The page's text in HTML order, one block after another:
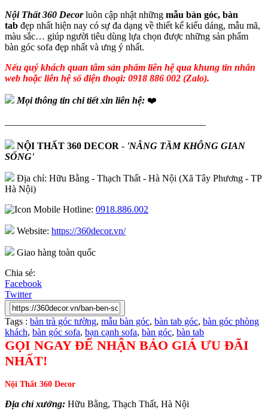
Nội Thất 360 Decorluôn cập nhật những mẫu bàn góc, bàn
tab đẹp nhất hiện nay có sự đa dạng về thiết kế kiểu dáng, mẫu mã,
màu sắc… giúp người tiêu dùng lựa chọn được những sản phẩm
bàn góc sofa đẹp nhất và ưng ý nhất.
Nếu quý khách quan tâm sản phẩm liên hệ qua khung tin nhắn
web hoặc liên hệ số điện thoại: 0918 886 002 (Zalo).
Mọi thông tin chi tiết xin liên hệ: ❤️
—————————————————————
NỘI THẤT 360 DECOR - 'NÂNG TẦM KHÔNG GIAN
SỐNG'
Địa chỉ: Hữu Bằng - Thạch Thất - Hà Nội (Xã Tây Phương - TP
Hà Nội)
Hotline: 0918.886.002
Website: https://360decor.vn/
Giao hàng toàn quốc
Chia sẻ:
Facebook
Twitter
Tags : bàn trà góc tường, mẫu bàn góc, bàn tab góc, bàn góc phòng
khách, bàn góc sofa, bạn cạnh sofa, bàn góc, bàn tab
GỌI NGAY ĐỂ NHẬN BÁO GIÁ ƯU ĐÃI
NHẤT!
Nội Thất 360 Decor
Địa chỉ xưởng: Hữu Bằng, Thạch Thất, Hà Nội